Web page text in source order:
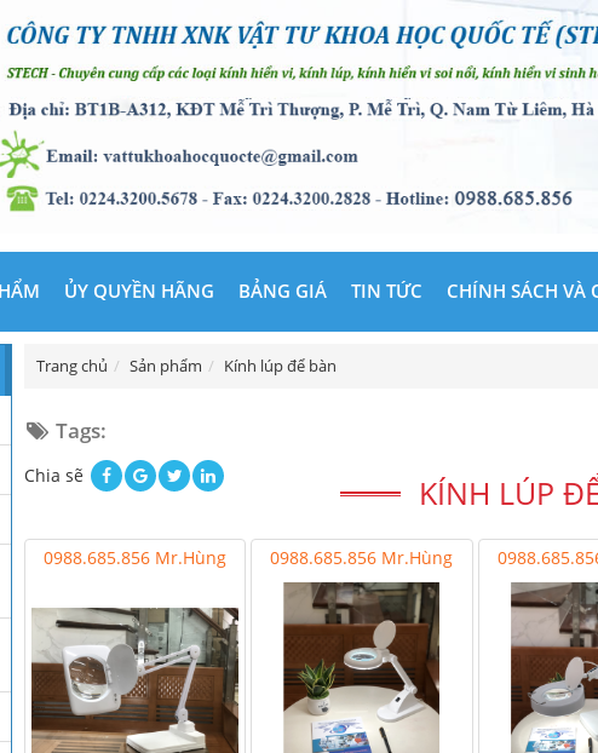
ỦY QUYỀN HÃNG BẢNG GIÁ TIN TỨC CHÍNH SÁCH VÀ
Trang chủ Sản phẩm Kính lúp để bàn
Tags:
KÍNH LÚP
Chia sẽ
0988.685.856 Mr.Hùng 0988.685.856 Mr.Hùng